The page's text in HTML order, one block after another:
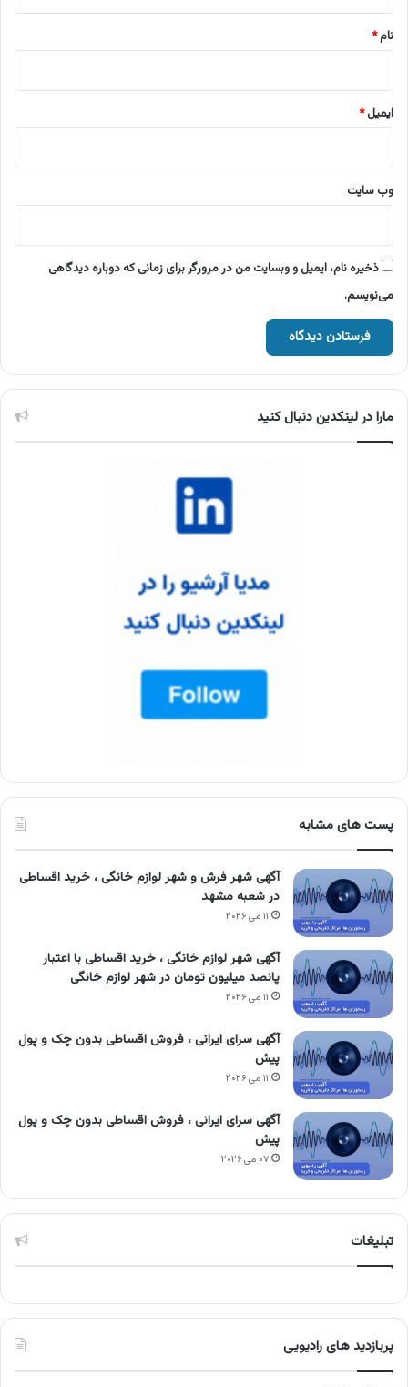
نام*
ایمیل*
وب‌ سایت
ذخیره نام، ایمیل و وبسایت من در مرورگر برای زمانی که دوباره دیدگاهی
می‌نویسم.
مارا در لینکدین دنبال کنید
پست های مشابه
آگهی شهر فرش و شهر لوازم خانگی ، خرید اقساطی
در شعبه مشهد
۱۱ می ۲۰۲۶
آگهی شهر لوازم خانگی ، خرید اقساطی با اعتبار
پانصد میلیون تومان در شهر لوازم خانگی
۱۱ می ۲۰۲۶
آگهی سرای ایرانی ، فروش اقساطی بدون چک و پول
پیش
۱۱ می ۲۰۲۶
آگهی سرای ایرانی ، فروش اقساطی بدون چک و پول
پیش
۰۷ می ۲۰۲۶
تبلیغات
پربازدید های رادیویی